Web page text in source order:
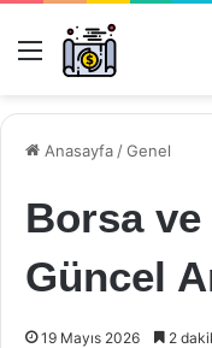
Menü
Anasayfa /Genel
Borsa
Güncel
19 Mayıs 2026 2